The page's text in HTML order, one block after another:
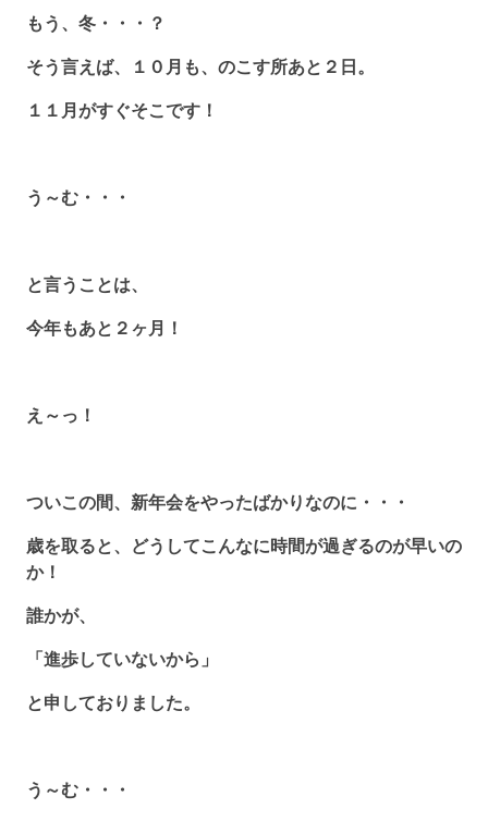
もう、冬・・・？
そう言えば、１０月も、のこす所あと２日。
１１月がすぐそこです！
う～む・・・
と言うことは、
今年もあと２ヶ月！
え～っ！
ついこの間、新年会をやったばかりなのに・・・
歳を取ると、どうしてこんなに時間が過ぎるのが早いの
か！
誰かが、
「進歩していないから」
と申しておりました。
う～む・・・